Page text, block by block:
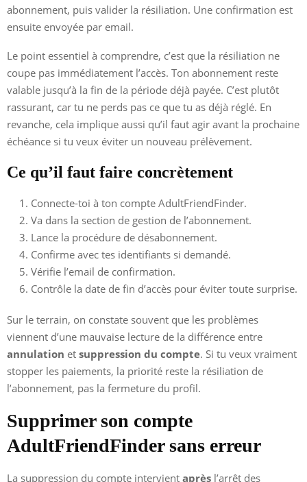
abonnement, puis valider la résiliation. Une confirmation est
ensuite envoyée par email.
Le point essentiel à comprendre, c’est que la résiliation ne
coupe pas immédiatement l’accès. Ton abonnement reste
valable jusqu’à la fin de la période déjà payée. C’est plutôt
rassurant, car tu ne perds pas ce que tu as déjà réglé. En
revanche, cela implique aussi qu’il faut agir avant la prochaine
échéance si tu veux éviter un nouveau prélèvement.
Ce qu’il faut faire concrètement
Connecte-toi à ton compte AdultFriendFinder.
Va dans la section de gestion de l’abonnement.
Lance la procédure de désabonnement.
Confirme avec tes identifiants si demandé.
Vérifie l’email de confirmation.
Contrôle la date de fin d’accès pour éviter toute surprise.
Sur le terrain, on constate souvent que les problèmes
viennent d’une mauvaise lecture de la différence entre
annulation et suppression du compte. Si tu veux vraiment
stopper les paiements, la priorité reste la résiliation de
l’abonnement, pas la fermeture du profil.
Supprimer son compte
AdultFriendFinder sans erreur
La suppression du compte intervient après l’arrêt des